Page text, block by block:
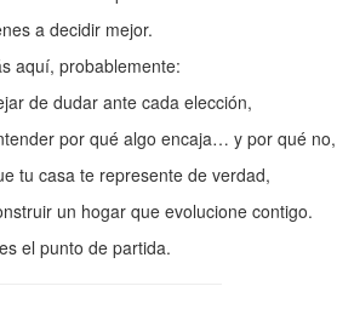
a decidir mejor.
aquí, probablemente:
de dudar ante cada elección,
por qué algo encaja… y por qué no,
tu casa te represente de verdad,
un hogar que evolucione contigo.
el punto de partida.